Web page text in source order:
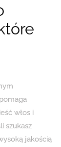
włos i
szukasz
jakością